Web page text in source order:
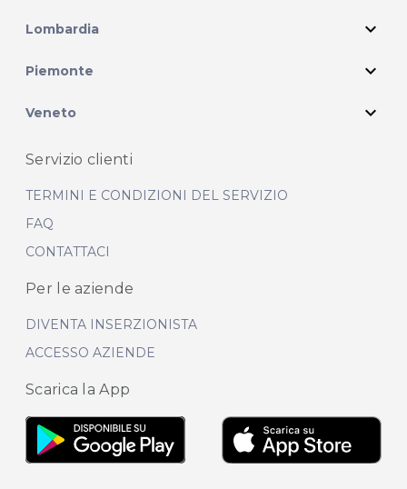
Lombardia expand_more
Piemonte expand_more
Veneto expand_more
Servizio clienti
TERMINI E CONDIZIONI DEL SERVIZIO
FAQ
CONTATTACI
Per le aziende
DIVENTA INSERZIONISTA
ACCESSO AZIENDE
Scarica la App